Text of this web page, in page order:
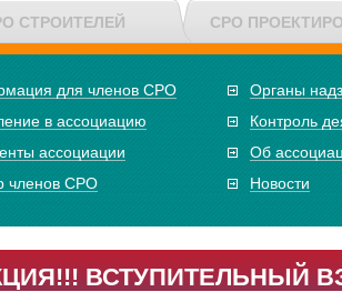
СТРОИТЕЛЕЙ СРО
для членов СРО
в ассоциацию
ассоциации
членов СРО
Органы
Контроль
Об
Новости
ВСТУПИТЕЛЬНЫЙ